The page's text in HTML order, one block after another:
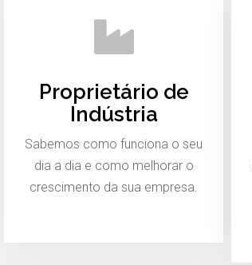
Proprietário de
Indústria
Sabemos como funciona o seu
dia a dia e como melhorar o
crescimento da sua empresa.